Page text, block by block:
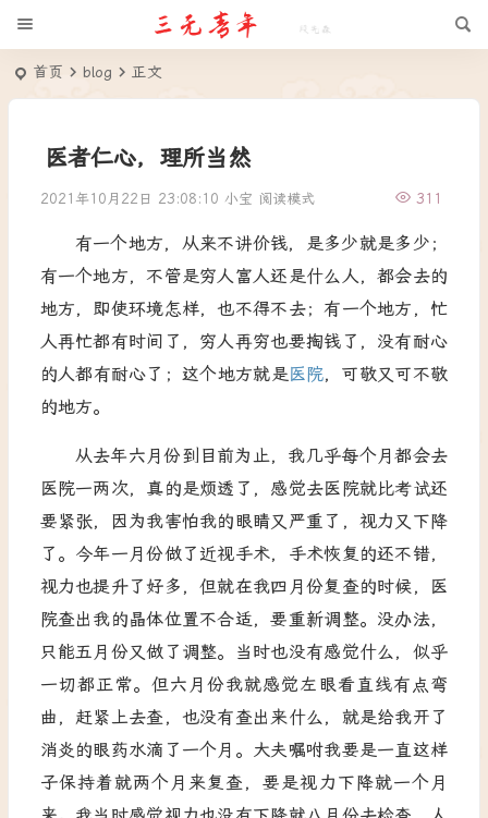
首页 blog 正文
医者仁心，理所当然
2021年10月22日 23:08:10 小宝 311
阅读模式
有一个地方，从来不讲价钱，是多少就是多少；
有一个地方，不管是穷人富人还是什么人，都会去的
地方，即使环境怎样，也不得不去；有一个地方，忙
人再忙都有时间了，穷人再穷也要掏钱了，没有耐心
的人都有耐心了；这个地方就是医院，可敬又可不敬
的地方。
从去年六月份到目前为止，我几乎每个月都会去
医院一两次，真的是烦透了，感觉去医院就比考试还
要紧张，因为我害怕我的眼睛又严重了，视力又下降
了。今年一月份做了近视手术，手术恢复的还不错，
视力也提升了好多，但就在我四月份复查的时候，医
院查出我的晶体位置不合适，要重新调整。没办法，
只能五月份又做了调整。当时也没有感觉什么，似乎
一切都正常。但六月份我就感觉左眼看直线有点弯
曲，赶紧上去查，也没有查出来什么，就是给我开了
消炎的眼药水滴了一个月。大夫嘱咐我要是一直这样
子保持着就两个月来复查，要是视力下降就一个月